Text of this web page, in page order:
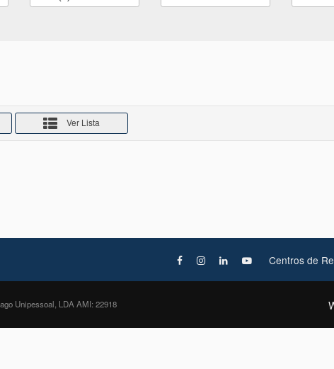
Ver Lista
Centros de
Unipessoal, LDA AMI: 22918